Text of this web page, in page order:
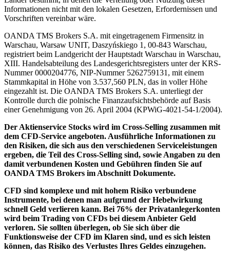
Informationen nicht mit den lokalen Gesetzen, Erfordernissen und
Vorschriften vereinbar wäre.
OANDA TMS Brokers S.A. mit eingetragenem Firmensitz in
Warschau, Warsaw UNIT, Daszyńskiego 1, 00-843 Warschau,
registriert beim Landgericht der Hauptstadt Warschau in Warschau,
XIII. Handelsabteilung des Landesgerichtsregisters unter der KRS-
Nummer 0000204776, NIP-Nummer 5262759131, mit einem
Stammkapital in Höhe von 3.537,560 PLN, das in voller Höhe
eingezahlt ist. Die OANDA TMS Brokers S.A. unterliegt der
Kontrolle durch die polnische Finanzaufsichtsbehörde auf Basis
einer Genehmigung von 26. April 2004 (KPWiG-4021-54-1/2004).
Der Aktienservice Stocks wird im Cross-Selling zusammen mit
dem CFD-Service angeboten. Ausführliche Informationen zu
den Risiken, die sich aus den verschiedenen Serviceleistungen
ergeben, die Teil des Cross-Selling sind, sowie Angaben zu den
damit verbundenen Kosten und Gebühren finden Sie auf
OANDA TMS Brokers im Abschnitt Dokumente.
CFD sind komplexe und mit hohem Risiko verbundene
Instrumente, bei denen man aufgrund der Hebelwirkung
schnell Geld verlieren kann. Bei 76% der Privatanlegerkonten
wird beim Trading von CFDs bei diesem Anbieter Geld
verloren. Sie sollten überlegen, ob Sie sich über die
Funktionsweise der CFD im Klaren sind, und es sich leisten
können, das Risiko des Verlustes Ihres Geldes einzugehen.